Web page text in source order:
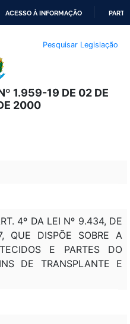
ACESSO À INFORMAÇÃO
Pesquisar Legislação
1.959-19 DE 02 DE
2000
4º DA LEI Nº 9.434, DE
QUE DISPÕE SOBRE A
E PARTES DO
DE TRANSPLANTE E